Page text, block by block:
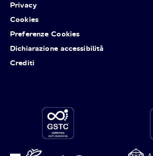
Privacy
Cookies
Preferenze Cookies
Dichiarazione accessibilità
Crediti